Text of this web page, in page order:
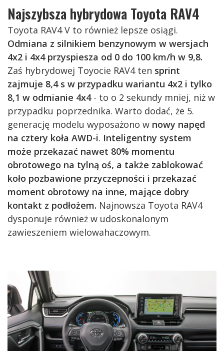
Najszybsza hybrydowa Toyota RAV4
Toyota RAV4 V to również lepsze osiągi.
Odmiana z silnikiem benzynowym w wersjach
4x2 i 4x4 przyspiesza od 0 do 100 km/h w 9,8.
Zaś hybrydowej Toyocie RAV4 ten sprint
zajmuje 8,4 s w przypadku wariantu 4x2 i tylko
8,1 w odmianie 4x4- to o 2 sekundy mniej, niż w
przypadku poprzednika. Warto dodać, że 5.
generację modelu wyposażono w nowy napęd
na cztery koła AWD-i. Inteligentny system
może przekazać nawet 80% momentu
obrotowego na tylną oś, a także zablokować
koło pozbawione przyczepności i przekazać
moment obrotowy na inne, mające dobry
kontakt z podłożem. Najnowsza Toyota RAV4
dysponuje również w udoskonalonym
zawieszeniem wielowahaczowym.